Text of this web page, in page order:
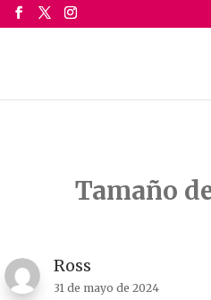
Tamaño
Ross
31 de mayo de 2024